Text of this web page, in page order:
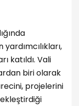
katıldı. Vali
biri olarak
projelerini